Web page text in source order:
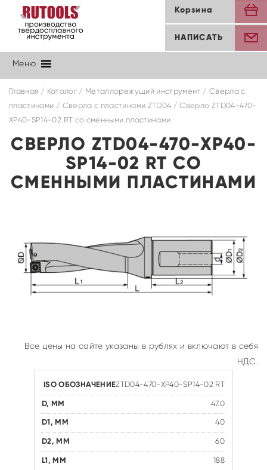
Корзина
НАПИСАТЬ
Меню
Главная / Каталог/ Металлорежущий инструмент / Сверла с
пластинами / Cверла с пластинами ZTD04 / Сверло ZTD04-470-
XP40-SP14-02 RT со сменными пластинами
СВЕРЛО ZTD04-470-XP40-
SP14-02 RT СО
СМЕННЫМИ ПЛАСТИНАМИ
Все цены на сайте указаны в рублях и включают в себя
НДС.
ZTD04-470-XP40-SP14-02 RT
47.0
40
60
188